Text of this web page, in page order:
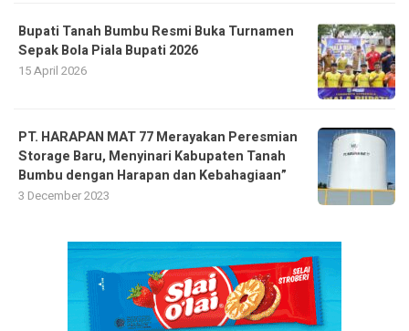
Bupati Tanah Bumbu Resmi Buka Turnamen
Sepak Bola Piala Bupati 2026
15 April 2026
PT. HARAPAN MAT 77 Merayakan Peresmian
Storage Baru, Menyinari Kabupaten Tanah
Bumbu dengan Harapan dan Kebahagiaan”
3 December 2023